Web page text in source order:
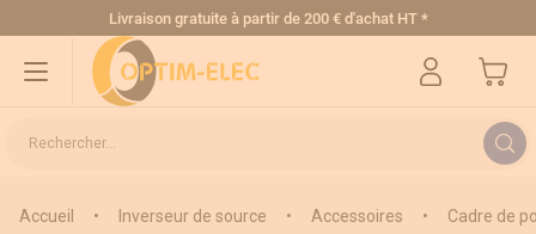
Allez au contenuLivraison gratuite à partir de 200 € d'achat HT *
Mon
Rechercher...
Accueil • Inverseur de source • Accessoires • Cadre de